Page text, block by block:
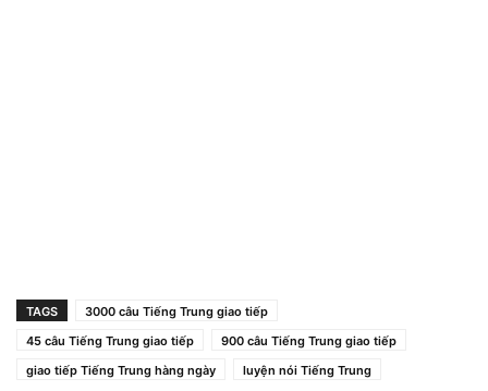
TAGS
3000 câu Tiếng Trung giao tiếp
45 câu Tiếng Trung giao tiếp
900 câu Tiếng Trung giao tiếp
giao tiếp Tiếng Trung hàng ngày
luyện nói Tiếng Trung